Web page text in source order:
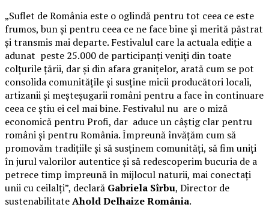
„Suflet de România este o oglindă pentru tot ceea ce este
frumos, bun și pentru ceea ce ne face bine și merită păstrat
și transmis mai departe. Festivalul care la actuala ediție a
adunat peste 25.000 de participanți veniți din toate
colțurile țării, dar și din afara granițelor, arată cum se pot
consolida comunitățile și susține micii producători locali,
artizanii și meșteșugarii români pentru a face în continuare
ceea ce știu ei cel mai bine. Festivalul nu are o miză
economică pentru Profi, dar aduce un câștig clar pentru
români și pentru România. Împreună învățăm cum să
promovăm tradițiile și să susținem comunități, să fim uniți
în jurul valorilor autentice și să redescoperim bucuria de a
petrece timp împreună în mijlocul naturii, mai conectați
unii cu ceilalți”, declară Gabriela Sîrbu, Director de
sustenabilitateAhold Delhaize România.